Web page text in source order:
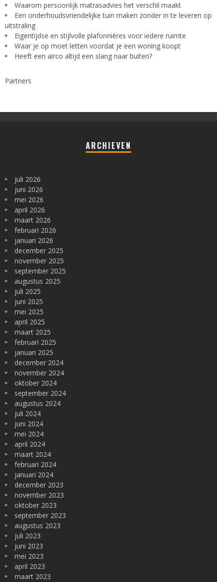
Waarom persoonlijk matrasadvies het verschil maakt
Een onderhoudsvriendelijke tuin maken zonder in te leveren op
uitstraling
Eigentijdse en stijlvolle plafonnières voor iedere ruimte
Waar je op moet letten voordat je een woning koopt
Heeft een airco altijd een slang naar buiten?
Partners
ARCHIEVEN
juli 2026
juni 2026
mei 2026
april 2026
maart 2026
februari 2026
januari 2026
december 2025
november 2025
september 2025
augustus 2025
juli 2025
juni 2025
mei 2025
april 2025
maart 2025
februari 2025
januari 2025
december 2024
november 2024
oktober 2024
september 2024
augustus 2024
juli 2024
juni 2024
mei 2024
april 2024
maart 2024
februari 2024
januari 2024
december 2023
november 2023
oktober 2023
september 2023
augustus 2023
juli 2023
juni 2023
mei 2023
april 2023
maart 2023